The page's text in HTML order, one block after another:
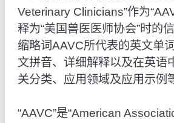
Veterinary Clinicians”作为
释为“美国兽医医师协会”时的
缩略词AAVC所代表的英文单
文拼音、详细解释以及在英语
关分类、应用领域及应用示例
“AAVC”是“American